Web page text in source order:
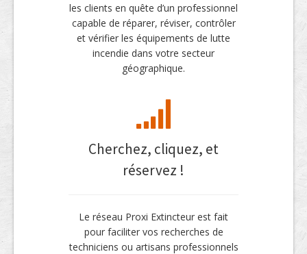
les clients en quête d’un professionnel
capable de réparer, réviser, contrôler
et vérifier les équipements de lutte
incendie dans votre secteur
géographique.
Cherchez, cliquez, et
réservez !
Le réseau Proxi Extincteur est fait
pour faciliter vos recherches de
techniciens ou artisans professionnels